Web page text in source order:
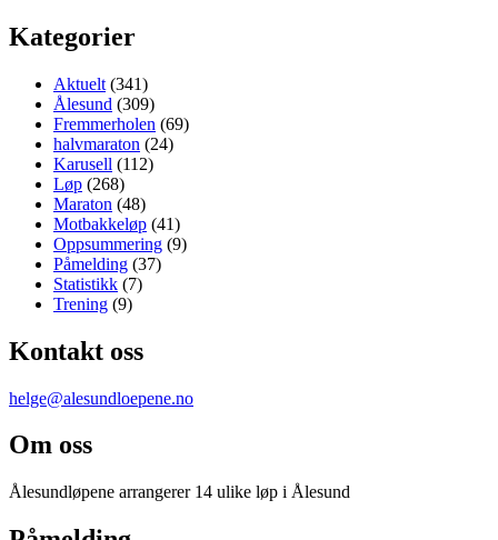
Kategorier
Aktuelt (341)
Ålesund (309)
Fremmerholen (69)
halvmaraton (24)
Karusell (112)
Løp (268)
Maraton (48)
Motbakkeløp (41)
Oppsummering (9)
Påmelding (37)
Statistikk (7)
Trening (9)
Kontakt oss
helge@alesundloepene.no
Om oss
Ålesundløpene arrangerer 14 ulike løp i Ålesund